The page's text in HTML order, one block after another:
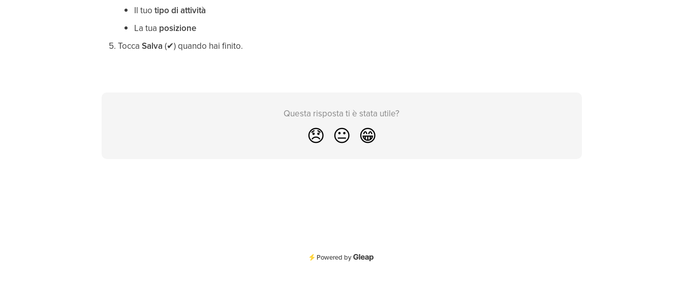
Il tuo tipo di attività
La tua posizione
Tocca Salva (✔) quando hai finito.
Questa risposta ti è stata utile?
😞 😐 😁
Powered by